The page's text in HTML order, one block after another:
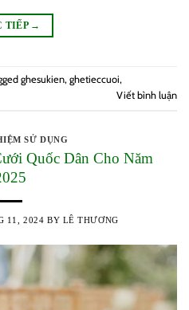
TIẾP →
ghesukien, ghetieccuoi,
Viết bình luận
SỬ DỤNG
Quốc Dân Cho Năm
11, 2024 BY LÊ THƯƠNG